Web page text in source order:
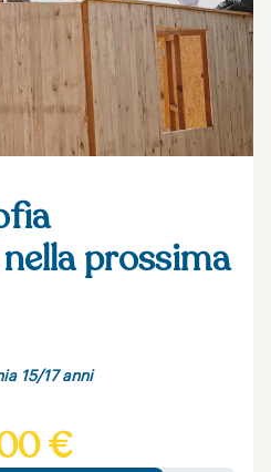
prossima
15/17 anni
€